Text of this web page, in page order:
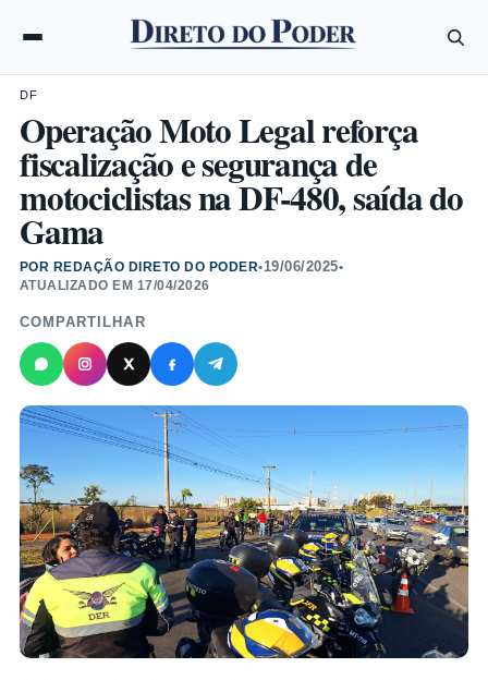
DF
Operação Moto Legal reforça
fiscalização e segurança de
motociclistas na DF-480, saída do
Gama
POR REDAÇÃO DIRETO DO PODER•19/06/2025•
ATUALIZADO EM 17/04/2026
COMPARTILHAR